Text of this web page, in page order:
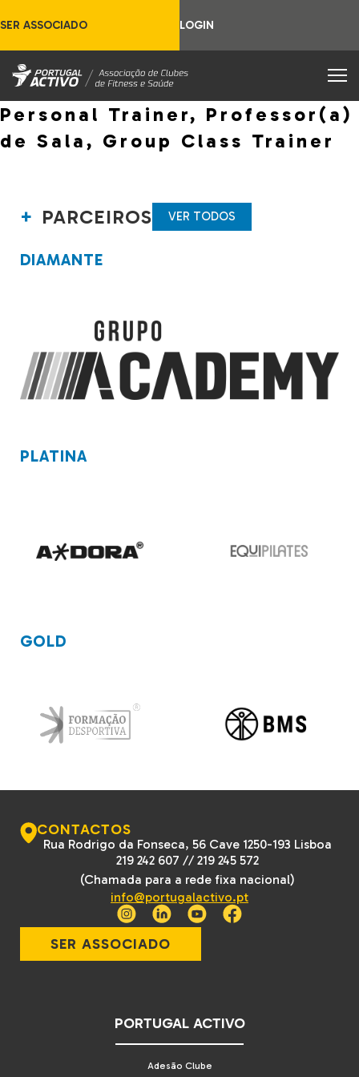
SER ASSOCIADO LOGIN
Personal Trainer, Professor(a)
de Sala, Group Class Trainer
PARCEIROS VER TODOS
DIAMANTE
PLATINA
GOLD
CONTACTOS
Rua Rodrigo da Fonseca, 56 Cave 1250-193 Lisboa
219 242 607 //219 245 572
(Chamada para a rede fixa nacional)
info@portugalactivo.pt
SER ASSOCIADO
PORTUGAL ACTIVO
Adesão Clube